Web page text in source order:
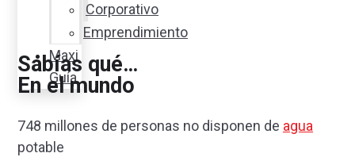
Corporativo
Emprendimiento
Maxi
Guía
Sabías qué…
En el mundo
748 millones de personas no disponen de agua
potable